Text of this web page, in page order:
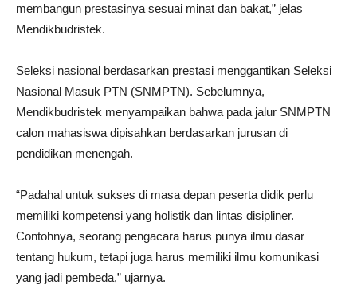
membangun prestasinya sesuai minat dan bakat,” jelas
Mendikbudristek.
Seleksi nasional berdasarkan prestasi menggantikan Seleksi
Nasional Masuk PTN (SNMPTN). Sebelumnya,
Mendikbudristek menyampaikan bahwa pada jalur SNMPTN
calon mahasiswa dipisahkan berdasarkan jurusan di
pendidikan menengah.
“Padahal untuk sukses di masa depan peserta didik perlu
memiliki kompetensi yang holistik dan lintas disipliner.
Contohnya, seorang pengacara harus punya ilmu dasar
tentang hukum, tetapi juga harus memiliki ilmu komunikasi
yang jadi pembeda,” ujarnya.